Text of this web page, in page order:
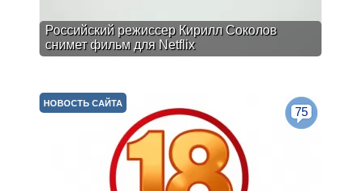
Российский режиссер Кирилл Соколов
снимет фильм для Netflix
НОВОСТЬ САЙТА
75